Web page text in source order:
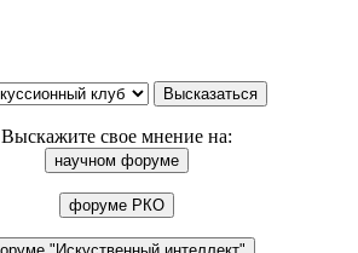
Выскажите свое мнение на: